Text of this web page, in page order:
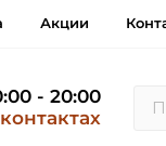
Акции
- 20:00
контактах